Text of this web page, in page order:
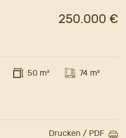
250.000 €
50 m² 74 m²
Drucken / PDF